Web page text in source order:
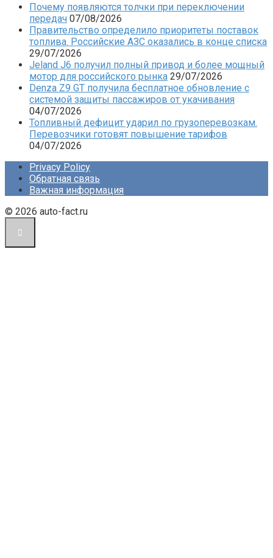
Почему появляются толчки при переключении
передач 07/08/2026
Правительство определило приоритеты поставок
топлива. Российские АЗС оказались в конце списка
29/07/2026
Jeland J6 получил полный привод и более мощный
мотор для российского рынка 29/07/2026
Denza Z9 GT получила бесплатное обновление с
системой защиты пассажиров от укачивания
04/07/2026
Топливный дефицит ударил по грузоперевозкам.
Перевозчики готовят повышение тарифов
04/07/2026
Privacy Policy
Обратная связь
Важная информация
© 2026 auto-fact.ru